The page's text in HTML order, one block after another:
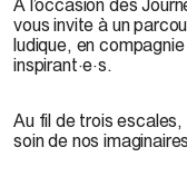
À l’occasion des
vous invite à un
ludique, en
inspirant·e·s.
Au fil de trois
soin de nos